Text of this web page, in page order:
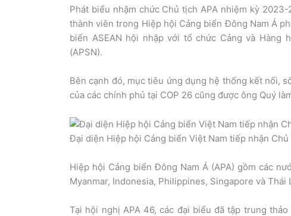
Phát biểu nhậm chức Chủ tịch APA nhiệm kỳ
thành viên trong Hiệp hội Cảng biển Đông Nam Á
biển ASEAN hội nhập với tổ chức Cảng và Hàng
(APSN).
Bên cạnh đó, mục tiêu ứng dụng hệ thống kết nối,
của các chính phủ tại COP 26 cũng được ông Quý
Đại diện Hiệp hội Cảng biển Việt Nam tiếp nhận
Hiệp hội Cảng biển Đông Nam Á (APA) gồm các
Myanmar, Indonesia, Philippines, Singapore và Thái
Tại hội nghị APA 46, các đại biểu đã tập trung